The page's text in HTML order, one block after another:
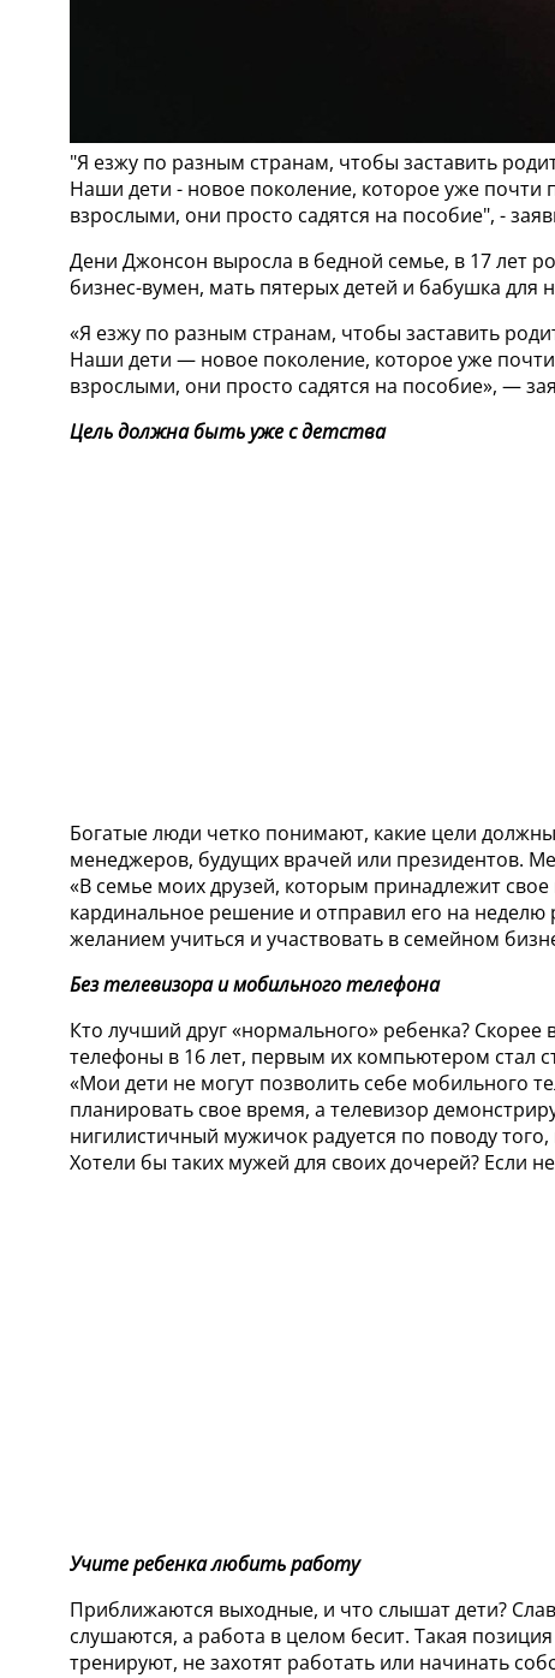
"Я езжу по разным странам, чтобы заставить
Наши дети - новое поколение, которое уже почти
взрослыми, они просто садятся на пособие", -
Дени Джонсон выросла в бедной семье, в 17 лет
бизнес-вумен, мать пятерых детей и бабушка для
«Я езжу по разным странам, чтобы заставить
Наши дети — новое поколение, которое уже почти
взрослыми, они просто садятся на пособие», —
Цель должна быть уже с детства
Богатые люди четко понимают, какие цели
менеджеров, будущих врачей или президентов.
«В семье моих друзей, которым принадлежит
кардинальное решение и отправил его на
желанием учиться и участвовать в семейном
Без телевизора и мобильного телефона
Кто лучший друг «нормального» ребенка?
телефоны в 16 лет, первым их компьютером стал
«Мои дети не могут позволить себе мобильного
планировать свое время, а телевизор
нигилистичный мужичок радуется по поводу
Хотели бы таких мужей для своих дочерей? Если
Учите ребенка любить работу
Приближаются выходные, и что слышат дети?
слушаются, а работа в целом бесит. Такая
тренируют, не захотят работать или начинать